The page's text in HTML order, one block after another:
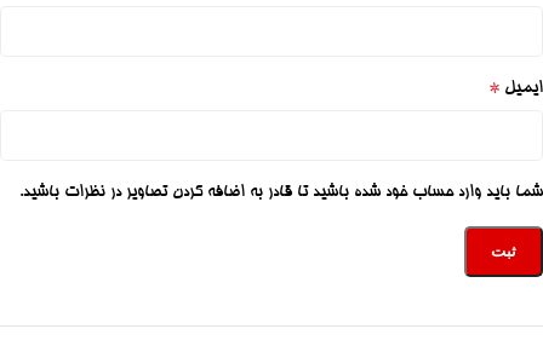
ایمیل *
شما باید وارد حساب خود شده باشید تا قادر به اضافه کردن تصاویر در نظرات باشید.